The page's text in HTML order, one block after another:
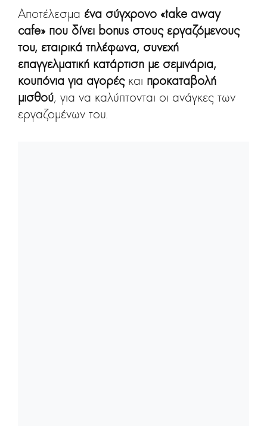
Αποτέλεσμα ένα σύγχρονο «take away
cafe» που δίνει bonus στους εργαζόμενους
του, εταιρικά τηλέφωνα, συνεχή
επαγγελματική κατάρτιση με σεμινάρια,
κουπόνια για αγορέςκαι προκαταβολή
μισθού, για να καλύπτονται οι ανάγκες των
εργαζομένων του.